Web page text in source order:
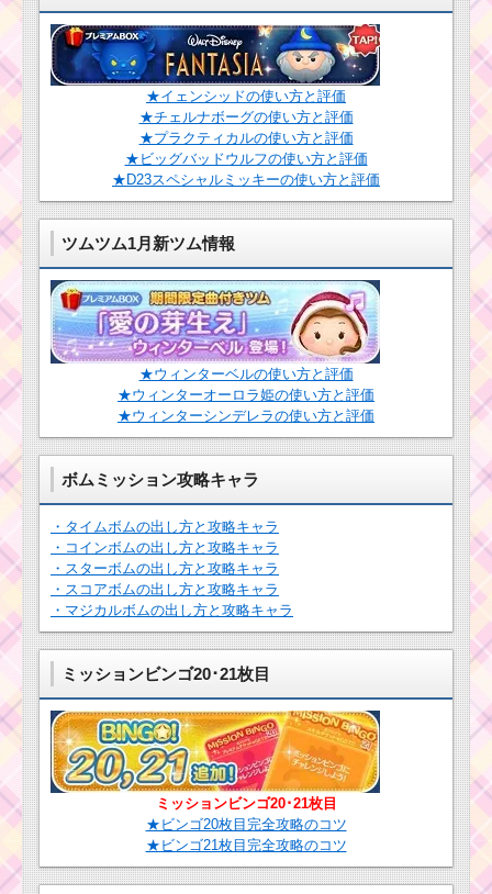
ツムツム4月イベント！
イースターガーデン3枚
目のミッション内容と
攻略
ほっぺが赤いツ
ムで30チェーン
以上出すミッシ
ョンを攻略する
スコアボムを出すため
の条件と出し方！攻略
するのにおすすめキャ
ラ
ムのトリトン王とロマ
ンスアリエルの確率ア
ップ
ミッキーのツム
でドクロの色を
白にするミッシ
ツムツムイベント8月！
海のたからものを集め
よう1枚目の攻略方法と
報酬
毛を結んだツムを使
ってマイツムを120個
消したツムとクリアす
るためのコツ
ツムツムライブキャ
スト第3弾が2月12日生
放送！内容と見るため
の設定方法
ツムツムイベント8
月！海のたからものを
集めよう2枚目の攻略方
法と報酬
ハピネスツムを
使って1プレイで
スキルを4回使うミッシ
ョンを攻略するツム
青色のツムで合計
1250万点稼ぐミッショ
ンを攻略するツム
ツムツム11月ステッ
カーブック1枚目のミッ
ション内容と攻略
スターウォーズ
イベントパート2
の30個全部の報
酬とスター・デ
ストロイヤーを
倒すためのダメージ数
★イェンシッドの使い方と評価
★チェルナボーグの使い方と評価
★プラクティカルの使い方と評価
★ビッグバッドウルフの使い方と評価
★D23スペシャルミッキーの使い方と評価
ツムツム1月新ツム情報
★ウィンターベルの使い方と評価
★ウィンターオーロラ姫の使い方と評価
★ウィンターシンデレラの使い方と評価
ボムミッション攻略キャラ
・タイムボムの出し方と攻略キャラ
・コインボムの出し方と攻略キャラ
・スターボムの出し方と攻略キャラ
・スコアボムの出し方と攻略キャラ
・マジカルボムの出し方と攻略キャラ
ミッションビンゴ20･21枚目
ミッションビンゴ20･21枚目
★ビンゴ20枚目完全攻略のコツ
★ビンゴ21枚目完全攻略のコツ